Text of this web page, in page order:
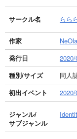
サークル名 らら
作家
発行日
種別/サイズ
同人
初出イベント
ジャンル/
サブジャンル